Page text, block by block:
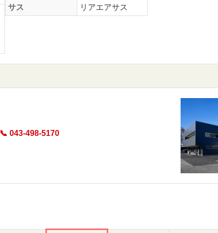
サス
リアエアサス
📞 043-498-5170